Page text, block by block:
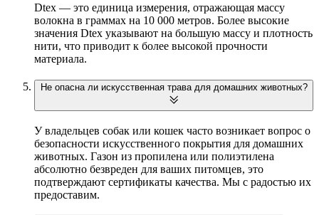
Dtex — это единица измерения, отражающая массу
волокна в граммах на 10 000 метров. Более высокие
значения Dtex указывают на большую массу и плотность
нити, что приводит к более высокой прочности
материала.
Не опасна ли искусственная трава для домашних животных?
У владельцев собак или кошек часто возникает вопрос о
безопасности искусственного покрытия для домашних
животных. Газон из пропилена или полиэтилена
абсолютно безвреден для ваших питомцев, это
подтверждают сертификаты качества. Мы с радостью их
предоставим.